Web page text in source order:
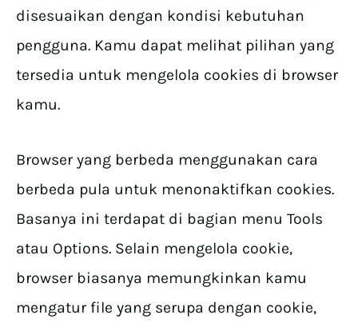
disesuaikan dengan kondisi kebutuhan
pengguna. Kamu dapat melihat pilihan yang
tersedia untuk mengelola cookies di browser
kamu.
Browser yang berbeda menggunakan cara
berbeda pula untuk menonaktifkan cookies.
Basanya ini terdapat di bagian menu Tools
atau Options. Selain mengelola cookie,
browser biasanya memungkinkan kamu
mengatur file yang serupa dengan cookie,